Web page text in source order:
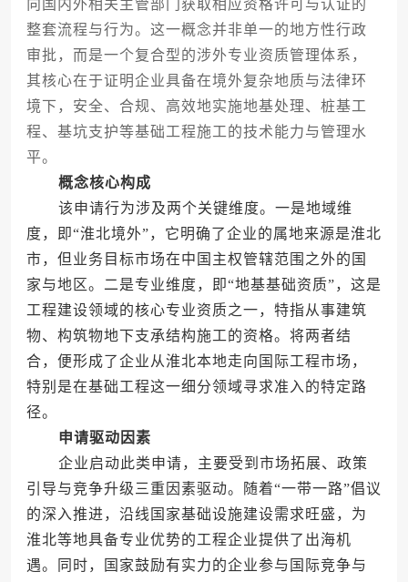
向国内外相关主管部门获取相应资格许可与认证的
整套流程与行为。这一概念并非单一的地方性行政
审批，而是一个复合型的涉外专业资质管理体系，
其核心在于证明企业具备在境外复杂地质与法律环
境下，安全、合规、高效地实施地基处理、桩基工
程、基坑支护等基础工程施工的技术能力与管理水
平。
概念核心构成
该申请行为涉及两个关键维度。一是地域维
度，即“淮北境外”，它明确了企业的属地来源是淮北
市，但业务目标市场在中国主权管辖范围之外的国
家与地区。二是专业维度，即“地基基础资质”，这是
工程建设领域的核心专业资质之一，特指从事建筑
物、构筑物地下支承结构施工的资格。将两者结
合，便形成了企业从淮北本地走向国际工程市场，
特别是在基础工程这一细分领域寻求准入的特定路
径。
申请驱动因素
企业启动此类申请，主要受到市场拓展、政策
引导与竞争升级三重因素驱动。随着“一带一路”倡议
的深入推进，沿线国家基础设施建设需求旺盛，为
淮北等地具备专业优势的工程企业提供了出海机
遇。同时，国家鼓励有实力的企业参与国际竞争与